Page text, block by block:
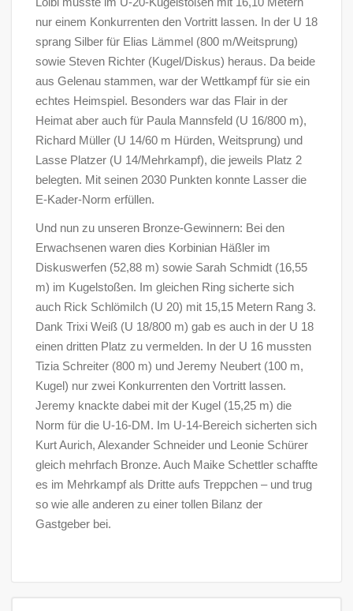
nur einem Konkurrenten den Vortritt lassen. In der U 18
sprang Silber für Elias Lämmel (800 m/Weitsprung)
sowie Steven Richter (Kugel/Diskus) heraus. Da beide
aus Gelenau stammen, war der Wettkampf für sie ein
echtes Heimspiel. Besonders war das Flair in der
Heimat aber auch für Paula Mannsfeld (U 16/800 m),
Richard Müller (U 14/60 m Hürden, Weitsprung) und
Lasse Platzer (U 14/Mehrkampf), die jeweils Platz 2
belegten. Mit seinen 2030 Punkten konnte Lasser die
E-Kader-Norm erfüllen.
Und nun zu unseren Bronze-Gewinnern: Bei den
Erwachsenen waren dies Korbinian Häßler im
Diskuswerfen (52,88 m) sowie Sarah Schmidt (16,55
m) im Kugelstoßen. Im gleichen Ring sicherte sich
auch Rick Schlömilch (U 20) mit 15,15 Metern Rang 3.
Dank Trixi Weiß (U 18/800 m) gab es auch in der U 18
einen dritten Platz zu vermelden. In der U 16 mussten
Tizia Schreiter (800 m) und Jeremy Neubert (100 m,
Kugel) nur zwei Konkurrenten den Vortritt lassen.
Jeremy knackte dabei mit der Kugel (15,25 m) die
Norm für die U-16-DM. Im U-14-Bereich sicherten sich
Kurt Aurich, Alexander Schneider und Leonie Schürer
gleich mehrfach Bronze. Auch Maike Schettler schaffte
es im Mehrkampf als Dritte aufs Treppchen – und trug
so wie alle anderen zu einer tollen Bilanz der
Gastgeber bei.